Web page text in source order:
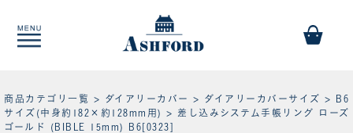
商品カテゴリ一覧 > ダイアリーカバー > ダイアリーカバーサイズ >
B6
サイズ(中身約182×約128mm用)
> 差し込みシステム手帳リング ローズ
ゴールド (BIBLE 15mm) B6[0323]